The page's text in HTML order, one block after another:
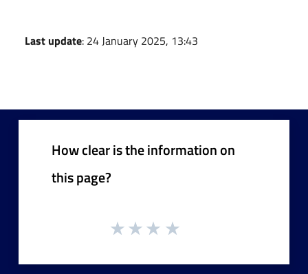
Last update: 24 January 2025, 13:43
How clear is the information on
this page?